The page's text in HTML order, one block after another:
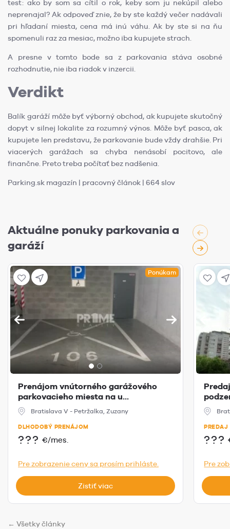
test: ako by som sa cítil o rok, keby som ju nekúpil alebo
neprenajal? Ak odpoveď znie, že by ste každý večer nadávali
pri hľadaní miesta, cena má inú váhu. Ak by ste si na ňu
spomenuli raz za mesiac, možno iba kupujete strach.
A presne v tomto bode sa z parkovania stáva osobné
rozhodnutie, nie iba riadok v inzercii.
Verdikt
Balík garáží môže byť výborný obchod, ak kupujete skutočný
dopyt v silnej lokalite za rozumný výnos. Môže byť pasca, ak
kupujete len predstavu, že parkovanie bude vždy drahšie. Pri
viacerých garážach sa chyba nenásobí pocitovo, ale
finančne. Preto treba počítať bez nadšenia.
Parking.sk magazín | pracovný článok | 664 slov
Aktuálne ponuky parkovania a
garáží
Ponúkam
Prenájom vnútorného garážového
parkovacieho miesta na u...
Bratislava V - Petržalka, Zuzany
DLHODOBÝ PRENÁJOM
??? €/mes.
Pre zobrazenie ceny sa prosím prihláste.
Zistiť viac
PREDAJ
???
Pre
← Všetky články